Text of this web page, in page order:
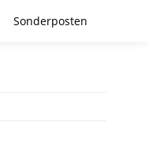
Sonderposten